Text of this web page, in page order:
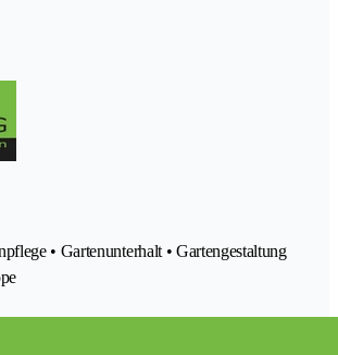
• Gartenunterhalt • Gartengestaltung